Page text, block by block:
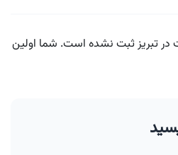
در تبریز ثبت نشده است. شما اولین